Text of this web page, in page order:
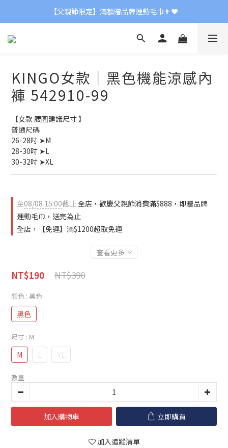
【父親節限定】滿額贈品牌運動毛巾👨❤
【父親節限定】滿額贈品牌運動毛巾👨❤
✨NEW【2026春夏新品】
【父親節限定】滿額贈品牌運動毛巾👨❤
KINGO女款｜黑色機能涼感內
褲 542910-99
【女款 腰圍建議尺寸 】
普通尺碼
26-28吋 ➤M
28-30吋 ➤L
30-32吋 ➤XL
至08/08 15:00截止全店，歡慶父親節消費滿$888，即贈品牌
運動毛巾，送完為止
全店，【免運】滿$1200超取免運
查看更多
NT$390
NT$190
顏色 : 黑色
黑色
尺寸 : M
M L XL
數量
加入購物車 立即購買
加入追蹤清單